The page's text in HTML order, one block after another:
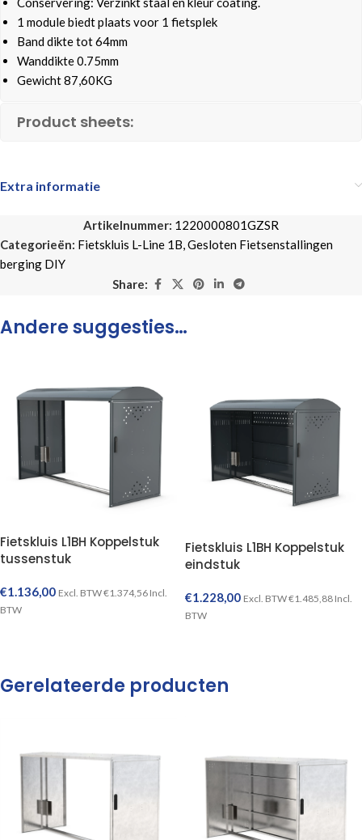
1 module biedt plaats voor 1 fietsplek
Band dikte tot 64mm
Wanddikte 0.75mm
Gewicht 87,60KG
Product sheets:
Extra informatie
Artikelnummer: 1220000801GZSR
Categorieën: Fietskluis L-Line 1B,Gesloten Fietsenstallingen
berging DIY
Share:
Andere suggesties…
Fietskluis L1BH Koppelstuk
tussenstuk
€1.136,00 Excl. BTW€1.374,56 Incl.
BTW
Fietskluis L1BH Koppelstuk
eindstuk
€1.228,00 Excl. BTW€1.485,88 Incl.
BTW
Gerelateerde producten